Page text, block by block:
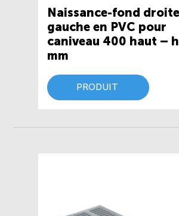
Naissance-fond
gauche en PVC pour
caniveau 400 haut –
mm
PRODUIT